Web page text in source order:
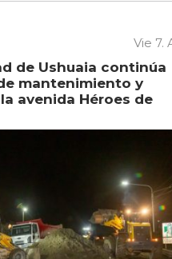
Vie 7.
de Ushuaia continúa
mantenimiento y
avenida Héroes de